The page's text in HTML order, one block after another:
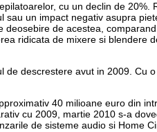
cu un declin de
un impact negativ asupra
de acestea,
ridicata de mixere si
de descrestere avut in 2009.
40 milioane euro din
cu 2009, martie 2010 s-a
de sisteme audio si Home